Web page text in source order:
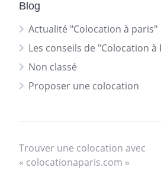
Blog
Actualité "Colocation à paris"
Les conseils de "Colocation à
Non classé
Proposer une colocation
Trouver une colocation avec
« colocationaparis.com »